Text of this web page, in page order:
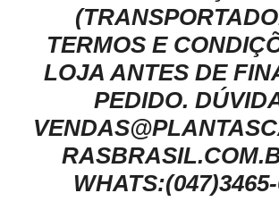
TERMOS E
LOJA ANTES DE
PEDIDO.